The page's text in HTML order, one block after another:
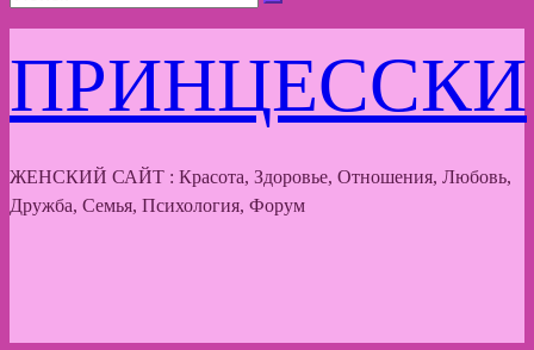
ПРИНЦЕССКИ
ЖЕНСКИЙ САЙТ : Красота, Здоровье, Отношения, Любовь,
Дружба, Семья, Психология, Форум